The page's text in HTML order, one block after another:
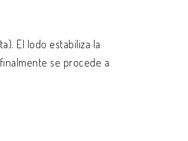
El lodo estabiliza la
se procede a